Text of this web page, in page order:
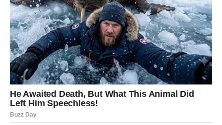
Radosna vijest uskoro stiže mnogim znakovima Zodijaka,
ali posebno će blistati Rakovi, Lavovi i Vodolije kojima
zvijezde šalju sreću, uspjeh i ostvarenje želja koje čekaju
veoma dugo.
Ovo je period tokom kojeg univerzum pokazuje da prave
nagrade često dolaze onda kada smo skoro izgubili vjeru
da će ikada stići.